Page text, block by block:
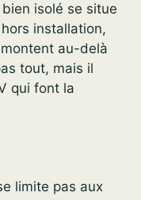
isolé se situe
hors installation,
au-delà
tout, mais il
qui font la
limite pas aux